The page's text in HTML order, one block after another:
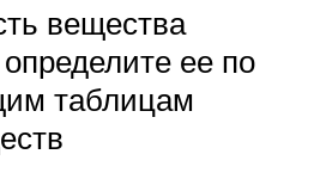
вещества
ее по
таблицам